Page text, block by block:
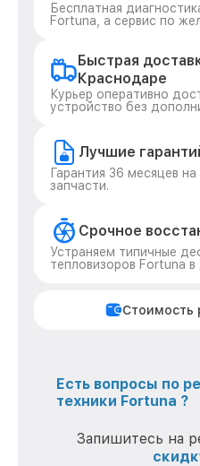
Бесплатная
Fortuna, а сервис по
Быстрая
Краснодаре
Курьер оперативно
устройство без
Лучшие
Гарантия 36 месяцев
запчасти.
Срочное
Устраняем типичные
тепловизоров Fortuna
Стоимость
Есть вопросы по
техники Fortuna ?
Запишитесь на